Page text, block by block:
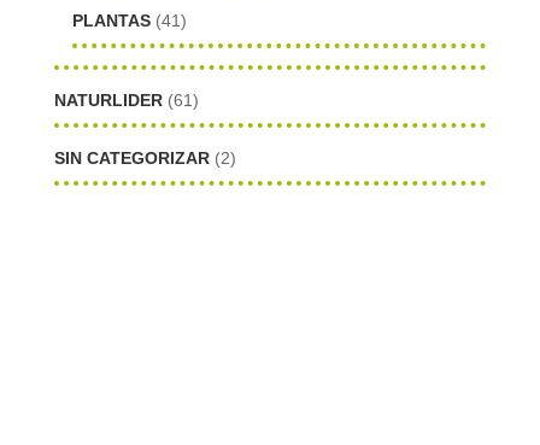
PLANTAS (41)
NATURLIDER (61)
SIN CATEGORIZAR (2)